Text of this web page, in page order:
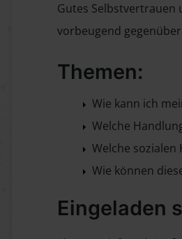
Gutes Selbstvertrauen
vorbeugend
Themen:
Wie kann ich
Welche
Welche
Wie können
Eingeladen